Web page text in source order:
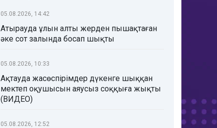
05.08.2026, 14:42
Атырауда ұлын алты жерден пышақтаған
әке сот залында босап шықты
05.08.2026, 10:33
Ақтауда жасөспірімдер дүкенге шыққан
мектеп оқушысын аяусыз соққыға жықты
(ВИДЕО)
05.08.2026, 12:52